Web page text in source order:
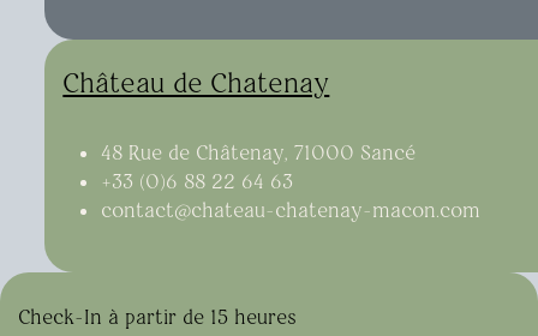
Château de Chatenay
48 Rue de Châtenay, 71000 Sancé
+33 (0)6 88 22 64 63
contact@chateau-chatenay-macon.com
Check-In à partir de 15 heures